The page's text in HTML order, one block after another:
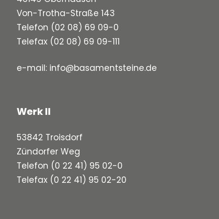
Von-Trotha-Straße 143
Telefon (02 08) 69 09-0
Telefax (02 08) 69 09-111
e-mail: info@basamentsteine.de
Werk II
53842 Troisdorf
Zündorfer Weg
Telefon (0 22 41) 95 02-0
Telefax (0 22 41) 95 02-20